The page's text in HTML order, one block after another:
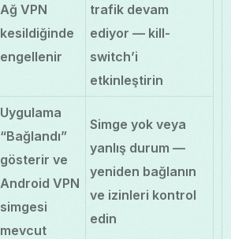
Ağ VPN
kesildiğinde
engellenir
trafik devam
ediyor — kill-
switch’i
etkinleştirin
Uygulama
“Bağlandı”
gösterir ve
Android VPN
simgesi
mevcut
Simge yok veya
yanlış durum —
yeniden bağlanın
ve izinleri kontrol
edin